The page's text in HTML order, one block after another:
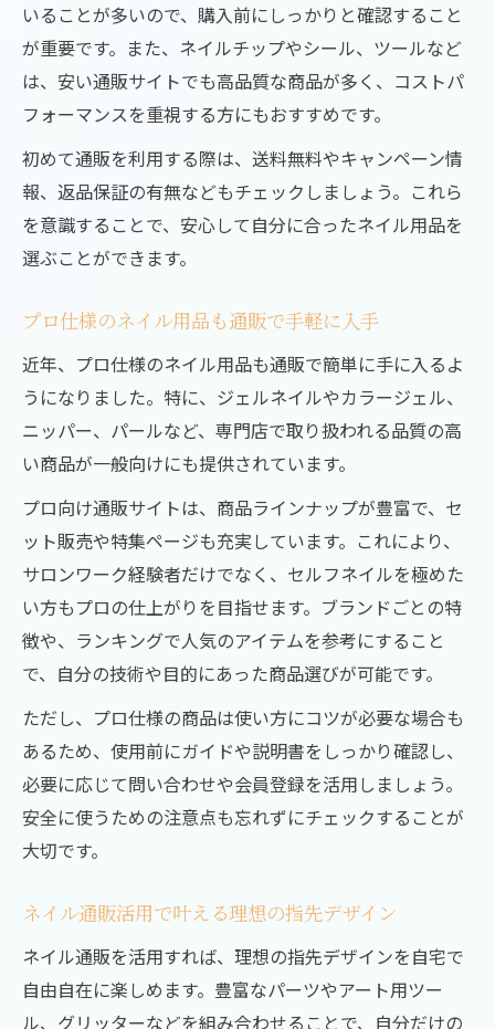
初心者も安心ネイル通販スターターセット
活用術
口コミで話題のネイル通販おすすめポイン
ト集
ネイル用品通販で揃える簡単デザインのコ
ツ
通販活用で時短セルフネイルを実現する方
法
ジェルネイル通販で人気カラーを手軽に体
験
プロ愛用ジェルネイル通販おすすめ理由と
は
安いジェルネイル通販でトレンドを楽しむ
コツ
ネイル通販で揃う話題のジェルパーツ特集
初心者向けジェルネイル通販選び方ガイド
お得に揃えるネイル用品通販の選び方とは
安いネイル用品通販でお得にまとめ買いを
ネイル専門店通販で高品質用品を手軽に入
手
ネイル通販おすすめアイテムの賢い選び方
に
いることが多いので、購入前にしっかりと確認すること
が重要です。また、ネイルチップやシール、ツールなど
は、安い通販サイトでも高品質な商品が多く、コストパ
フォーマンスを重視する方にもおすすめです。
初めて通販を利用する際は、送料無料やキャンペーン情
報、返品保証の有無などもチェックしましょう。これら
を意識することで、安心して自分に合ったネイル用品を
選ぶことができます。
プロ仕様のネイル用品も通販で手軽に入手
近年、プロ仕様のネイル用品も通販で簡単に手に入るよ
うになりました。特に、ジェルネイルやカラージェル、
ニッパー、パールなど、専門店で取り扱われる品質の高
い商品が一般向けにも提供されています。
プロ向け通販サイトは、商品ラインナップが豊富で、セ
ット販売や特集ページも充実しています。これにより、
サロンワーク経験者だけでなく、セルフネイルを極めた
い方もプロの仕上がりを目指せます。ブランドごとの特
徴や、ランキングで人気のアイテムを参考にすること
で、自分の技術や目的にあった商品選びが可能です。
ただし、プロ仕様の商品は使い方にコツが必要な場合も
あるため、使用前にガイドや説明書をしっかり確認し、
必要に応じて問い合わせや会員登録を活用しましょう。
安全に使うための注意点も忘れずにチェックすることが
大切です。
ネイル通販活用で叶える理想の指先デザイン
ネイル通販を活用すれば、理想の指先デザインを自宅で
自由自在に楽しめます。豊富なパーツやアート用ツー
ル、グリッターなどを組み合わせることで、自分だけの